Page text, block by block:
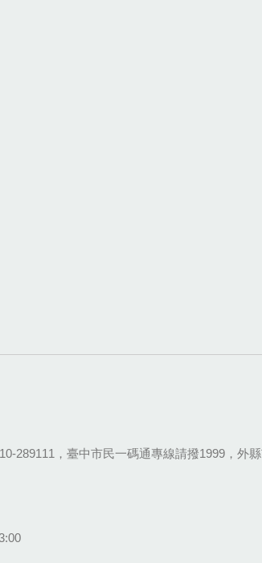
289111，臺中市民一碼通專線請撥1999，外